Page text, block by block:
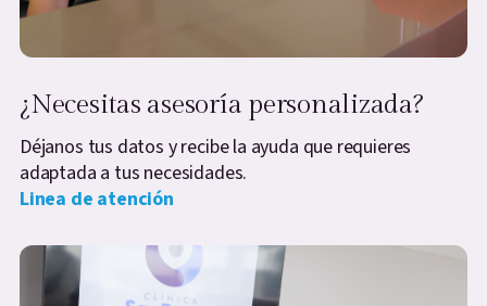
¿Necesitas asesoría personalizada?
Déjanos tus datos y recibe la ayuda que requieres
adaptada a tus necesidades.
Linea de atención